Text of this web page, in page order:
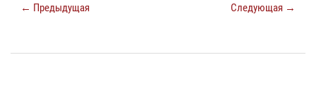
← Предыдущая Следующая →